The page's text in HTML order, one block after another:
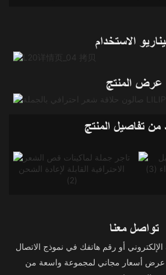
الاستخدام
عرض المنتج
من تفاصيل المنتج
تواصل معنا
أو رقم هاتفك في نموذج الاتصال
أسعار مجاني لمجموعة واسعة من